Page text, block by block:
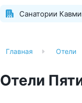
Санатории
Главная Отели
Отели